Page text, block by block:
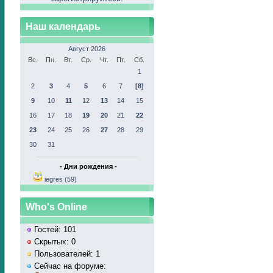
Наш календарь
Август 2026
Вс.
Пн. Вт. Ср. Чт. Пт.
Сб.
1
2
3 4 5 6 7
[8]
9
10 11 12 13 14
15
16
17 18 19 20 21
22
23
24 25 26 27 28
29
30
31
- Дни рождения -
iegres (59)
Who's Online
Гостей: 101
Скрытых: 0
Пользователей: 1
Сейчас на форуме: